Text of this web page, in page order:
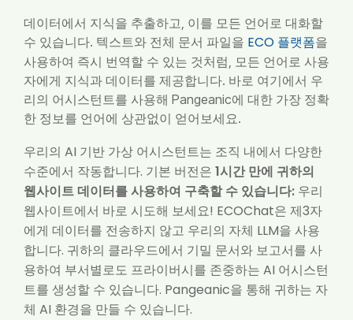
데이터에서 지식을 추출하고, 이를 모든 언어로 대화할
수 있습니다. 텍스트와 전체 문서 파일을 ECO 플랫폼을
사용하여 즉시 번역할 수 있는 것처럼, 모든 언어로 사용
자에게 지식과 데이터를 제공합니다. 바로 여기에서 우
리의 어시스턴트를 사용해 Pangeanic에 대한 가장 정확
한 정보를 언어에 상관없이 얻어보세요.
우리의 AI 기반 가상 어시스턴트는 조직 내에서 다양한
수준에서 작동합니다. 기본 버전은 1시간 만에 귀하의
웹사이트 데이터를 사용하여 구축할 수 있습니다: 우리
웹사이트에서 바로 시도해 보세요! ECOChat은 제3자
에게 데이터를 전송하지 않고 우리의 자체 LLM을 사용
합니다. 귀하의 클라우드에서 기밀 문서와 보고서를 사
용하여 부서별로도 프라이버시를 존중하는 AI 어시스턴
트를 생성할 수 있습니다. Pangeanic을 통해 귀하는 자
체 AI 환경을 만들 수 있습니다.